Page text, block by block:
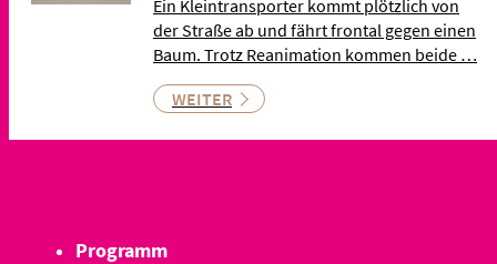
Ein Kleintransporter kommt plötzlich von
der Straße ab und fährt frontal gegen einen
Baum. Trotz Reanimation kommen beide …
WEITER
Programm